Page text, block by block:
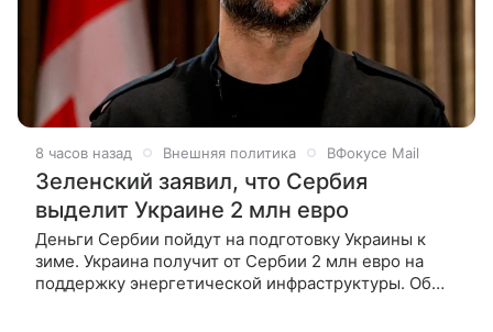
8 часов назад Внешняя политика ВФокусе Mail
Зеленский заявил, что Сербия
выделит Украине 2 млн евро
Деньги Сербии пойдут на подготовку Украины к
зиме. Украина получит от Сербии 2 млн евро на
поддержку энергетической инфраструктуры. Об